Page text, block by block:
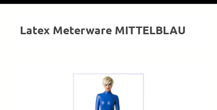
Latex Meterware MITTELBLAU